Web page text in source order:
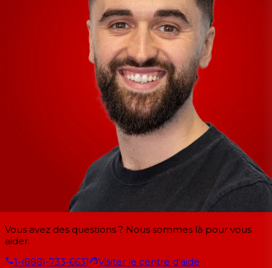
Vous avez des questions ? Nous sommes là pour vous
aider.
1-(888)-733-6631
Visiter le centre d'aide